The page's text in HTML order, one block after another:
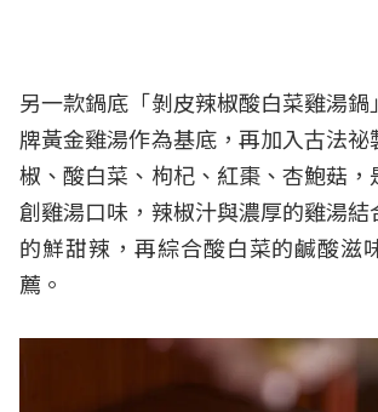
另一款鍋底「剝皮辣椒酸白菜雞湯
牌黃金雞湯作為基底，再加入古法
椒、酸白菜、枸杞、紅棗、杏鮑菇
創雞湯口味，辣椒汁與濃厚的雞湯
的鮮甜辣，再綜合酸白菜的鹹酸滋
薦。